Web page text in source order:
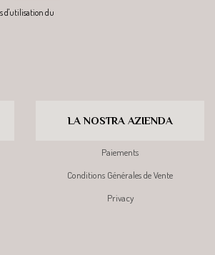
d'utilisation du
LA NOSTRA AZIENDA
Paiements
Conditions Générales de Vente
Privacy